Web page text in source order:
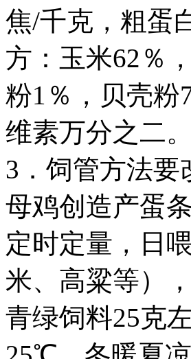
焦/千克，粗蛋
方：玉米62％
粉1％，贝壳粉
维素万分之
3．饲管方法要
母鸡创造产蛋
定时定量，日
米、高粱等）
青绿饲料25克